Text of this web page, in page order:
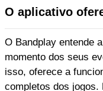
O aplicativo
O Bandplay entende
momento dos seus
isso, oferece a
completos dos jogos.